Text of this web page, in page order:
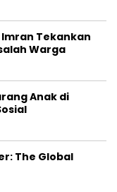
Tekankan
Warga
Anak di
The Global